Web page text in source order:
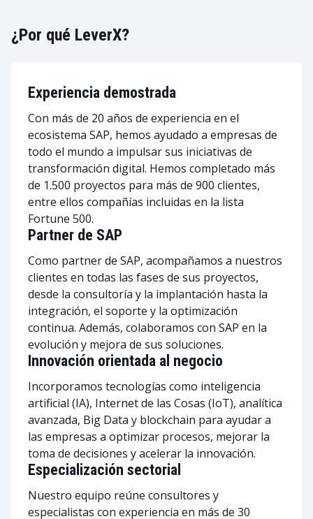
¿Por qué LeverX?
Experiencia demostrada
Con más de 20 años de experiencia en el
ecosistema SAP, hemos ayudado a empresas de
todo el mundo a impulsar sus iniciativas de
transformación digital. Hemos completado más
de 1.500 proyectos para más de 900 clientes,
entre ellos compañías incluidas en la lista
Fortune 500.
Especialización sectorial
Nuestro equipo reúne consultores y
especialistas con experiencia en más de 30
Partner de SAP
Como partner de SAP, acompañamos a nuestros
clientes en todas las fases de sus proyectos,
desde la consultoría y la implantación hasta la
integración, el soporte y la optimización
continua. Además, colaboramos con SAP en la
evolución y mejora de sus soluciones.
Innovación orientada al negocio
Incorporamos tecnologías como inteligencia
artificial (IA), Internet de las Cosas (IoT), analítica
avanzada, Big Data y blockchain para ayudar a
las empresas a optimizar procesos, mejorar la
toma de decisiones y acelerar la innovación.